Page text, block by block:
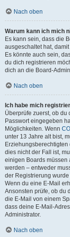
Nach oben
Warum kann ich mich
Es kann sein, dass die
ausgeschaltet hat,
Es könnte auch sein,
du dich registrieren
dich an die Board-
Nach oben
Ich habe mich
Überprüfe zuerst, ob
Passwort eingegeben
Möglichkeiten. Wenn
unter 13 Jahre alt bist,
dies nicht der Fall ist,
einigen Boards müssen
werden – entweder
der Registrierung
Wenn du eine E-Mail
Ansonsten prüfe, ob du
die E-Mail von einem
dass deine E-Mail-
Administrator.
Nach oben